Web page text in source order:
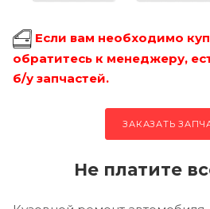
Если вам необходимо
обратитесь к менеджеру,
б/у запчастей.
ЗАКАЗАТЬ
Не платите